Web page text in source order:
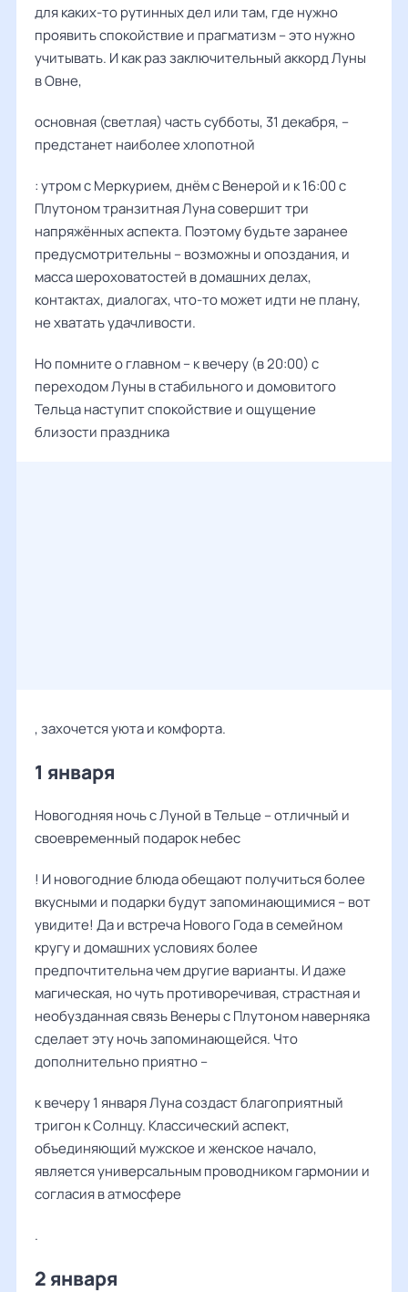
для каких-то рутинных дел или там, где нужно
проявить спокойствие и прагматизм – это нужно
учитывать. И как раз заключительный аккорд Луны
в Овне,
основная (светлая) часть субботы, 31 декабря, –
предстанет наиболее хлопотной
: утром с Меркурием, днём с Венерой и к 16:00 с
Плутоном транзитная Луна совершит три
напряжённых аспекта. Поэтому будьте заранее
предусмотрительны – возможны и опоздания, и
масса шероховатостей в домашних делах,
контактах, диалогах, что-то может идти не плану,
не хватать удачливости.
Но помните о главном – к вечеру (в 20:00) с
переходом Луны в стабильного и домовитого
Тельца наступит спокойствие и ощущение
близости праздника
, захочется уюта и комфорта.
1 января
Новогодняя ночь с Луной в Тельце – отличный и
своевременный подарок небес
! И новогодние блюда обещают получиться более
вкусными и подарки будут запоминающимися – вот
увидите! Да и встреча Нового Года в семейном
кругу и домашних условиях более
предпочтительна чем другие варианты. И даже
магическая, но чуть противоречивая, страстная и
необузданная связь Венеры с Плутоном наверняка
сделает эту ночь запоминающейся. Что
дополнительно приятно –
к вечеру 1 января Луна создаст благоприятный
тригон к Солнцу. Классический аспект,
объединяющий мужское и женское начало,
является универсальным проводником гармонии и
согласия в атмосфере
.
2 января